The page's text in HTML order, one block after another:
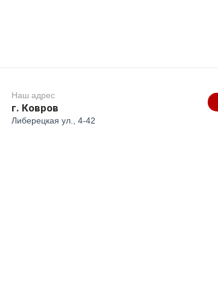
Наш адрес
г. Ковров
Либерецкая ул., 4-42